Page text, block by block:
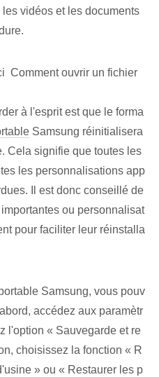
vidéos et les documents
Comment ouvrir un fichier
à l'esprit est que le forma
Samsung réinitialisera
Cela signifie que toutes les
les personnalisations app
Il est donc conseillé de
ou personnalisat
pour faciliter leur réinstalla
Samsung, vous pouv
accédez aux paramètr
l'option « Sauvegarde et re
choisissez la fonction « R
» ou « Restaurer les p